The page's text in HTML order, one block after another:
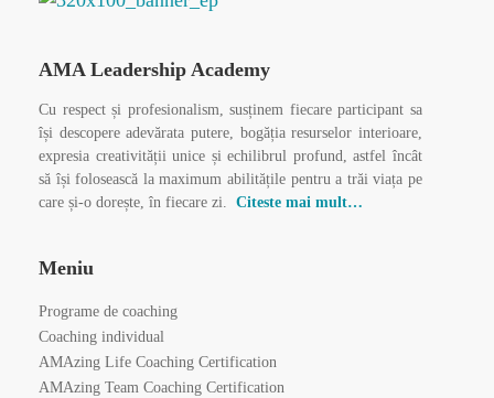
AMA Leadership Academy
Cu respect și profesionalism, susținem fiecare participant sa
își descopere adevărata putere, bogăția resurselor interioare,
expresia creativității unice și echilibrul profund, astfel încât
să își folosească la maximum abilitățile pentru a trăi viața pe
care și-o dorește, în fiecare zi. Citeste mai mult…
Meniu
Programe de coaching
Coaching individual
AMAzing Life Coaching Certification
AMAzing Team Coaching Certification